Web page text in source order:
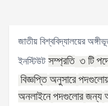
জাতীয় বিশ্ববিদ্যালয়ের
ইনস্টিউট সম্প্রতি ৩ টি
বিজ্ঞপ্তি অনুসারে
অনলাইনে পদগুলোর জন্য